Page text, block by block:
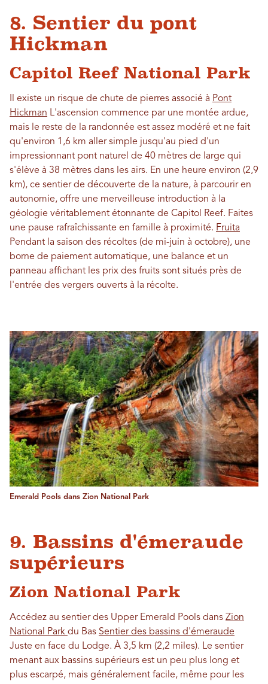
8. Sentier du pont
Hickman
Capitol Reef National Park
Il existe un risque de chute de pierres associé à Pont
Hickman L'ascension commence par une montée ardue,
mais le reste de la randonnée est assez modéré et ne fait
qu'environ 1,6 km aller simple jusqu'au pied d'un
impressionnant pont naturel de 40 mètres de large qui
s'élève à 38 mètres dans les airs. En une heure environ (2,9
km), ce sentier de découverte de la nature, à parcourir en
autonomie, offre une merveilleuse introduction à la
géologie véritablement étonnante de Capitol Reef. Faites
une pause rafraîchissante en famille à proximité. Fruita
Pendant la saison des récoltes (de mi-juin à octobre), une
borne de paiement automatique, une balance et un
panneau affichant les prix des fruits sont situés près de
l'entrée des vergers ouverts à la récolte.
Emerald Pools dans Zion National Park
9. Bassins d'émeraude
supérieurs
Zion National Park
Accédez au sentier des Upper Emerald Pools dans Zion
National Park du Bas Sentier des bassins d'émeraude
Juste en face du Lodge. À 3,5 km (2,2 miles). Le sentier
menant aux bassins supérieurs est un peu plus long et
plus escarpé, mais généralement facile, même pour les